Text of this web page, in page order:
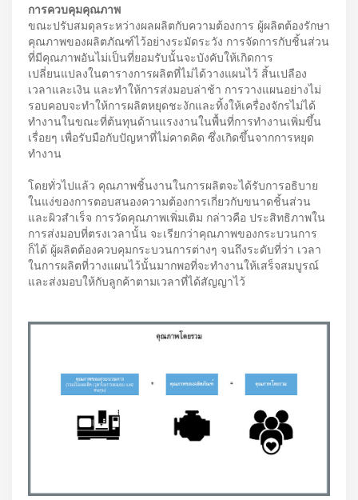
การควบคุมคุณภาพ
ขณะปรับสมดุลระหว่างผลผลิตกับความต้องการ ผู้ผลิตต้องรักษา
คุณภาพของผลิตภัณฑ์ไว้อย่างระมัดระวัง การจัดการกับชิ้นส่วน
ที่มีคุณภาพอันไม่เป็นที่ยอมรับนั้นจะบังคับให้เกิดการ
เปลี่ยนแปลงในตารางการผลิตที่ไม่ได้วางแผนไว้ สิ้นเปลือง
เวลาและเงิน และทำให้การส่งมอบล่าช้า การวางแผนอย่างไม่
รอบคอบจะทำให้การผลิตหยุดชะงักและทิ้งให้เครื่องจักรไม่ได้
ทำงานในขณะที่ต้นทุนด้านแรงงานในพื้นที่การทำงานเพิ่มขึ้น
เรื่อยๆ เพื่อรับมือกับปัญหาที่ไม่คาดคิด ซึ่งเกิดขึ้นจากการหยุด
ทำงาน
โดยทั่วไปแล้ว คุณภาพชิ้นงานในการผลิตจะได้รับการอธิบาย
ในแง่ของการตอบสนองความต้องการเกี่ยวกับขนาดชิ้นส่วน
และผิวสำเร็จ การวัดคุณภาพเพิ่มเติม กล่าวคือ ประสิทธิภาพใน
การส่งมอบที่ตรงเวลานั้น จะเรียกว่าคุณภาพของกระบวนการ
ก็ได้ ผู้ผลิตต้องควบคุมกระบวนการต่างๆ จนถึงระดับที่ว่า เวลา
ในการผลิตที่วางแผนไว้นั้นมากพอที่จะทำงานให้เสร็จสมบูรณ์
และส่งมอบให้กับลูกค้าตามเวลาที่ได้สัญญาไว้